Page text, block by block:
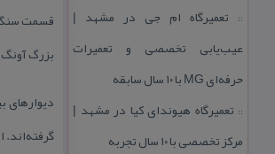
:: تعمیرگاه ام جی در مشهد |
عیب‌یابی تخصصی و تعمیرات
حرفه‌ای MG با ۱۰ سال سابقه
:: تعمیرگاه هیوندای كیا در مشهد |
مركز تخصصی با ۱۰ سال تجربه
قسمت
بزرگ